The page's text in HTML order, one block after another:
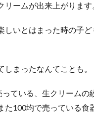
ームが出来上がります
いとはまった時の子ど
まったなんてことも。
ている、生クリームの
た100均で売っている